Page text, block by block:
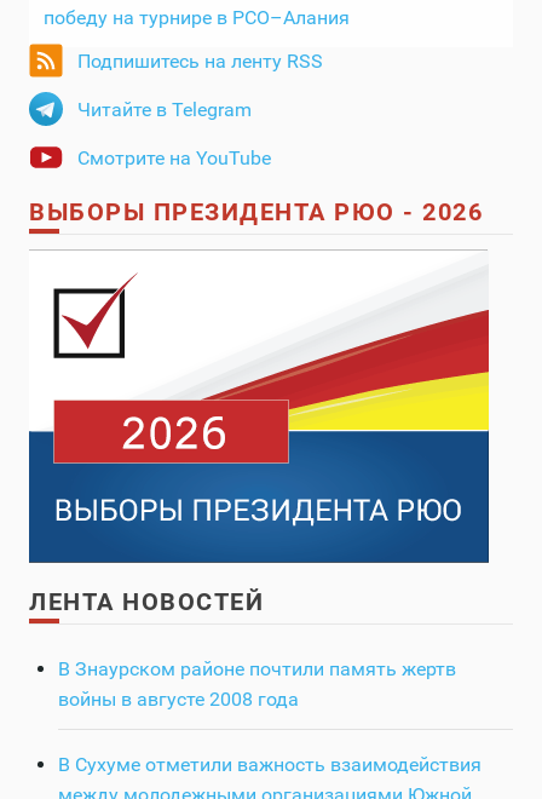
победу на турнире в РСО–Алания
Подпишитесь на ленту RSS
Читайте в Telegram
Смотрите на YouTube
ВЫБОРЫ ПРЕЗИДЕНТА РЮО - 2026
ЛЕНТА НОВОСТЕЙ
В Знаурском районе почтили память жертв
войны в августе 2008 года
В Сухуме отметили важность взаимодействия